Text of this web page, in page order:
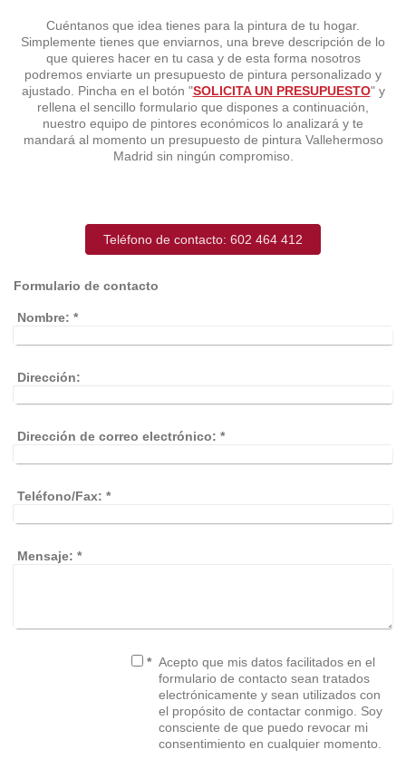
Cuéntanos que idea tienes para la pintura de tu hogar.
Simplemente tienes que enviarnos, una breve descripción de lo
que quieres hacer en tu casa y de esta forma nosotros
podremos enviarte un presupuesto de pintura personalizado y
ajustado. Pincha en el botón "SOLICITA UN PRESUPUESTO" y
rellena el sencillo formulario que dispones a continuación,
nuestro equipo de pintores económicos lo analizará y te
mandará al momento un presupuesto de pintura Vallehermoso
Madrid sin ningún compromiso.
Teléfono de contacto: 602 464 412
Formulario de contacto
Nombre: *
Dirección:
Dirección de correo electrónico: *
Teléfono/Fax: *
Mensaje: *
* Acepto que mis datos facilitados en el
formulario de contacto sean tratados
electrónicamente y sean utilizados con
el propósito de contactar conmigo. Soy
consciente de que puedo revocar mi
consentimiento en cualquier momento.